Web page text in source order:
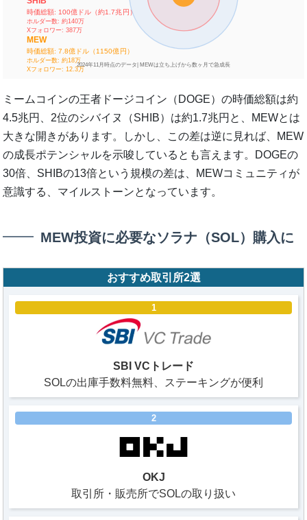
時価総額: 100億ドル（約1.7兆円）
ホルダー数: 約140万
Xフォロワー: 387万
MEW
時価総額: 7.8億ドル（1150億円）
ホルダー数: 約18万
Xフォロワー: 12.3万
2024年11月時点のデータ| MEWは立ち上げから数ヶ月で急成長
ミームコインの王者ドージコイン（DOGE）の時価総額は約
4.5兆円、2位のシバイヌ（SHIB）は約1.7兆円と、MEWとは
大きな開きがあります。しかし、この差は逆に見れば、MEW
の成長ポテンシャルを示唆しているとも言えます。DOGEの
30倍、SHIBの13倍という規模の差は、MEWコミュニティが
意識する、マイルストーンとなっています。
MEW投資に必要なソラナ（SOL）購入に
おすすめ取引所2選
1
SBI VCトレード
SOLの出庫手数料無料、ステーキングが便利
2
OKJ
取引所・販売所でSOLの取り扱い